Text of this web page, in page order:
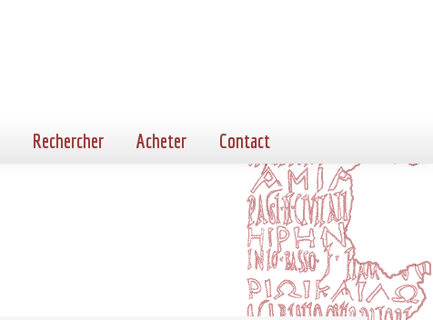
Rechercher Acheter Contact